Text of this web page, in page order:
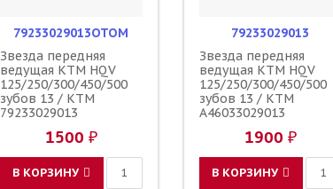
79233029013OTOM
Звезда передняя
ведущая KTM HQV
125/250/300/450/500
зубов 13 / KTM
79233029013
1500 ₽
В КОРЗИНУ
79233029013
Звезда передняя
ведущая KTM HQV
125/250/300/450/500
зубов 13 / KTM
A46033029013
1900 ₽
В КОРЗИНУ